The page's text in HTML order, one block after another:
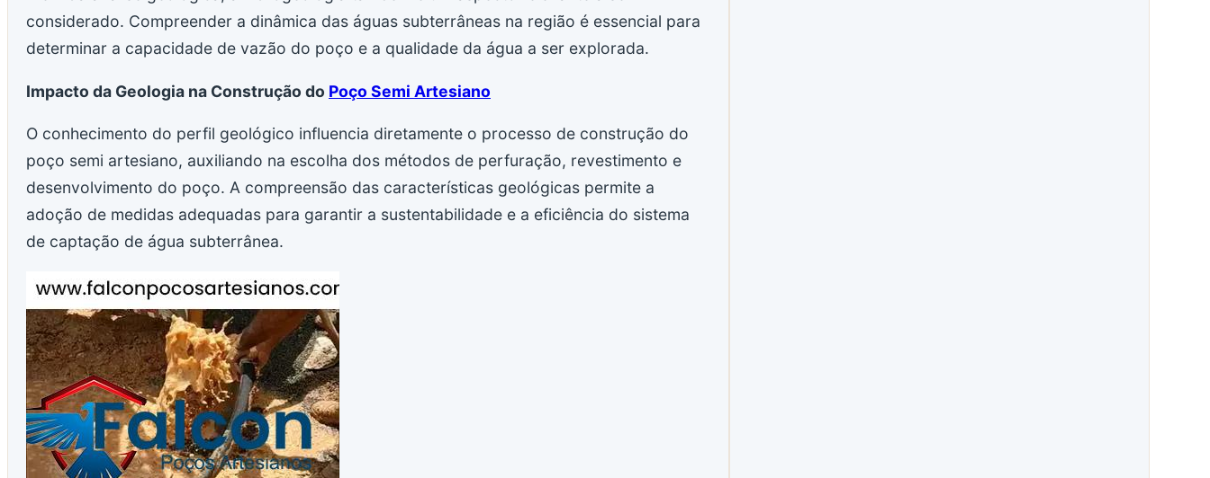
considerado. Compreender a dinâmica das águas subterrâneas na região é essencial para
determinar a capacidade de vazão do poço e a qualidade da água a ser explorada.
Impacto da Geologia na Construção do Poço Semi Artesiano
O conhecimento do perfil geológico influencia diretamente o processo de construção do
poço semi artesiano, auxiliando na escolha dos métodos de perfuração, revestimento e
desenvolvimento do poço. A compreensão das características geológicas permite a
adoção de medidas adequadas para garantir a sustentabilidade e a eficiência do sistema
de captação de água subterrânea.